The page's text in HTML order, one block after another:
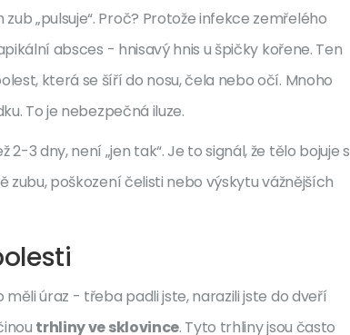
„pulsuje“. Proč? Protože infekce zemřelého
absces - hnisavý hnis u špičky kořene. Ten
která se šíří do nosu, čela nebo očí. Mnoho
To je nebezpečná iluze.
3 dny, není „jen tak“. Je to signál, že tělo bojuje s
zubu, poškození čelisti nebo výskytu vážnějších
úraz - třeba padli jste, narazili jste do dveří
trhliny ve sklovince. Tyto trhliny jsou často